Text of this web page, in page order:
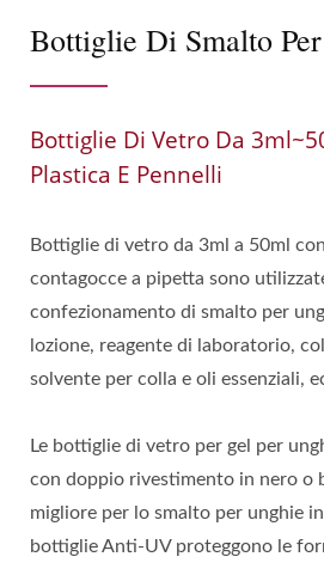
Bottiglie Di Smalto
Bottiglie Di Vetro Da
Plastica E Pennelli
Bottiglie di vetro da 3ml a 50ml
contagocce a pipetta sono
confezionamento di smalto per
lozione, reagente di laboratorio,
solvente per colla e oli essenziali,
Le bottiglie di vetro per gel per
con doppio rivestimento in nero o
migliore per lo smalto per unghie
bottiglie Anti-UV proteggono le